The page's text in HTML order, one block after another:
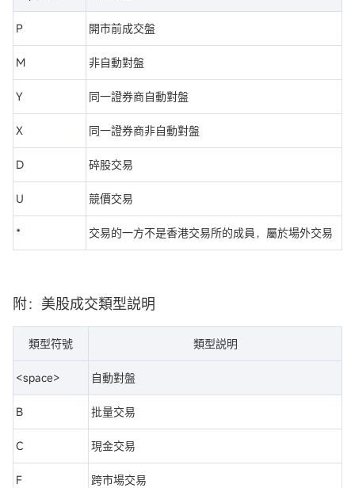
P 開市前成交盤
M 非自動對盤
Y 同一證券商自動對盤
X 同一證券商非自動對盤
D 碎股交易
U 競價交易
* 交易的一方不是香港交易所的成員，屬於場外交易
附：美股成交類型説明
類型符號 類型説明
<space> 自動對盤
B 批量交易
C 現金交易
F 跨市場交易